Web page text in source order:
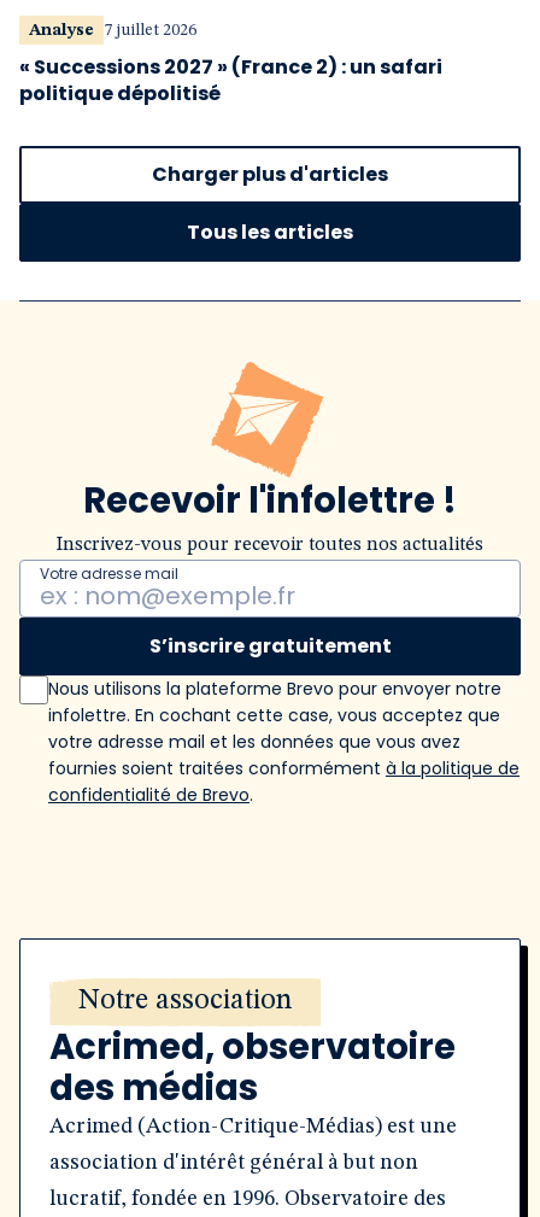
Analyse 7 juillet 2026
« Successions 2027 » (France 2) : un safari
politique dépolitisé
Charger plus d'articles
Tous les articles
Recevoir l'infolettre !
Inscrivez-vous pour recevoir toutes nos actualités
Votre adresse mail
S’inscrire gratuitement
Nous utilisons la plateforme Brevo pour envoyer notre
infolettre. En cochant cette case, vous acceptez que
votre adresse mail et les données que vous avez
fournies soient traitées conformément à la politique de
confidentialité de Brevo.
Notre association
Acrimed, observatoire
des médias
Acrimed (Action-Critique-Médias) est une
association d'intérêt général à but non
lucratif, fondée en 1996. Observatoire des